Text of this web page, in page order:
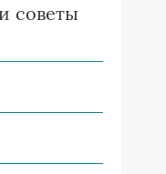
советы